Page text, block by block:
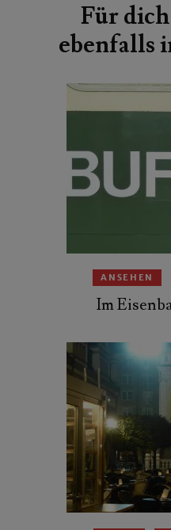
Für
ebenfalls
ANSEHEN
Im